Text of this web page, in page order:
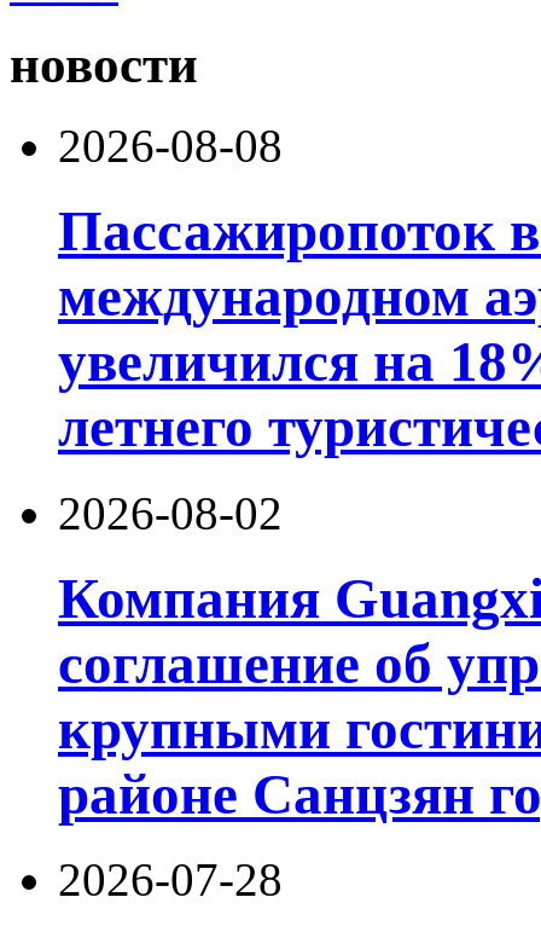
новости
2026-08-08
Пассажиропоток
международном
увеличился на
летнего
2026-08-02
Компания
соглашение об
крупными
районе Санцзян
2026-07-28